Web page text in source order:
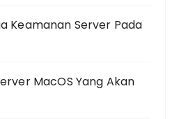
Keamanan Server Pada
MacOS Yang Akan